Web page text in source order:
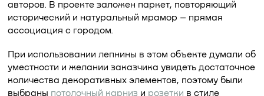
авторов. В проекте заложен паркет, повторяющий
исторический и натуральный мрамор – прямая
ассоциация с городом.
При использовании лепнины в этом объекте думали об
уместности и желании заказчика увидеть достаточное
количества декоративных элементов, поэтому были
выбраны потолочный карниз и розетки в стиле